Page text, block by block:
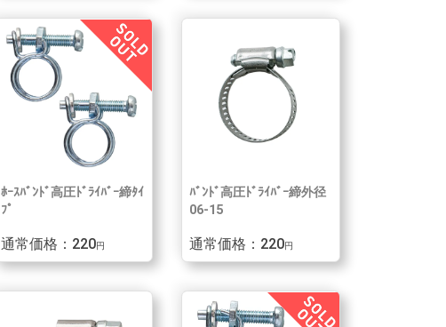
ﾎｰｽﾊﾞﾝﾄﾞ高圧ﾄﾞﾗｲﾊﾞｰ締ﾀｲ
ﾌﾟ
通常価格：220円
ﾊﾞﾝﾄﾞ高圧ﾄﾞﾗｲﾊﾞｰ締外径
06-15
通常価格：220円